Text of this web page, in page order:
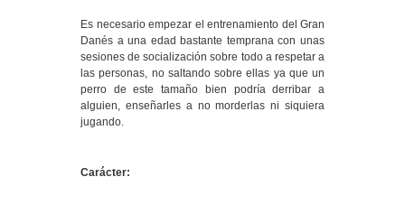
Es necesario empezar el entrenamiento del Gran
Danés a una edad bastante temprana con unas
sesiones de socialización sobre todo a respetar a
las personas, no saltando sobre ellas ya que un
perro de este tamaño bien podría derribar a
alguien, enseñarles a no morderlas ni siquiera
jugando.
Carácter: